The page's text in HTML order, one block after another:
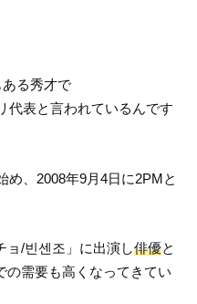
ある秀才で
代表と言われているんです
め、2008年9月4日に2PMと
ョ/빈센조」に出演し俳優と
の需要も高くなってきてい